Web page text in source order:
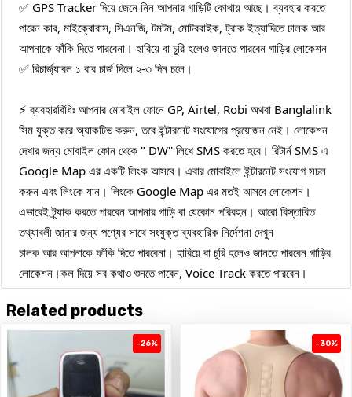
✅ GPS Tracker দিয়ে জেনে নিন আপনার গাড়িটি কোথায় আছে। ব্যবহার করতে
পারেন কার, মাইক্রোবাস, সিএনজি, টমটম, মোটরবাইক, ট্রাক ইত্যাদিতে চালক আর
আপনাকে ফাঁকি দিতে পারবেনা। হারিয়ে বা চুরি হলেও জানতে পারবেন গাড়ির লোকেশন
✅ রিচার্জ্যাবল ১ বার চার্জ দিলে ২-৩ দিন চলে।
⚡ ব্যবহারবিধিঃ আপনার মোবাইল ফোনে GP, Airtel, Robi অথবা Banglalink
সিম যুক্ত করে অ্যাকটিভ করুন, তবে ইন্টারনেট সংযোগের প্রয়োজন নেই। লোকেশন
দেখার জন্য মোবাইল ফোন থেকে " DW'' লিখে SMS করতে হবে। রিটার্ন SMS এ
Google Map এর একটি লিংক আসবে। এবার মোবাইলে ইন্টারনেট সংযোগ সচল
করুন এবং লিংকে যান। লিংকে Google Map এর মতই আসবে লোকেশন।
এভাবেই ট্র্যাক করতে পারবেন আপনার গাড়ি বা যেকোন পরিবহন। আরো বিস্তারিত
তথ্যাবলী জানার জন্য পণ্যের সাথে সংযুক্ত ব্যবহারিক নির্দেশনা দেখুন
চালক আর আপনাকে ফাঁকি দিতে পারবেনা। হারিয়ে বা চুরি হলেও জানতে পারবেন গাড়ির
লোকেশন।কল দিয়ে সব কথাও শুনতে পাবেন, Voice Track করতে পারবেন।
Related products
-26% -30%